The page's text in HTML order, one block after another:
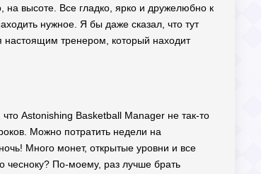
на высоте. Все гладко, ярко и дружелюбно к
нужное. Я бы даже сказал, что тут
тренером, который находит
Astonishing Basketball Manager не так-то
Можно потратить недели на
Много монет, открытые уровни и все
чесноку? По-моему, раз лучше брать